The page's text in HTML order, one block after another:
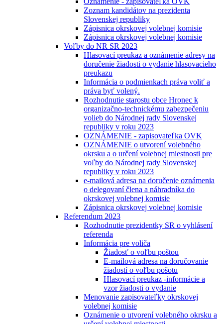
Zoznam kandidátov na prezidenta
Slovenskej republiky
Zápisnica okrskovej volebnej komisie
Zápisnica okrskovej volebnej komisie
Voľby do NR SR 2023
Hlasovací preukaz a oznámenie adresy na
doručenie žiadosti o vydanie hlasovacieho
preukazu
Informácia o podmienkach práva voliť a
práva byť volený.
Rozhodnutie starostu obce Hronec k
organizačno-technickému zabezpečeniu
volieb do Národnej rady Slovenskej
republiky v roku 2023
OZNÁMENIE - zapisovateľka OVK
OZNÁMENIE o utvorení volebného
okrsku a o určení volebnej miestnosti pre
voľby do Národnej rady Slovenskej
republiky v roku 2023
e-mailová adresa na doručenie oznámenia
o delegovaní člena a náhradníka do
okrskovej volebnej komisie
Zápisnica okrskovej volebnej komisie
Referendum 2023
Rozhodnutie prezidentky SR o vyhlásení
referenda
Informácia pre voliča
Žiadosť o voľbu poštou
E-mailová adresa na doručovanie
žiadostí o voľbu pošotu
Hlasovací preukaz -informácie a
vzor žiadosti o vydanie
Menovanie zapisovateľky okrskovej
volebnej komisie
Oznámenie o utvorení volebného okrsku a